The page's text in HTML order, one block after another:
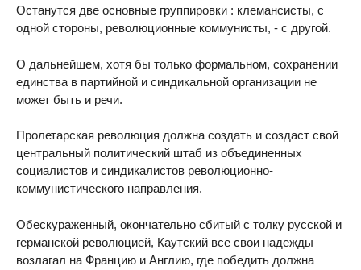
Останутся две основные группировки : клемансисты, с
одной стороны, революционные коммунисты, - с другой.
О дальнейшем, хотя бы только формальном, сохранении
единства в партийной и синдикальной организации не
может быть и речи.
Пролетарская революция должна создать и создаст свой
центральный политический штаб из объединенных
социалистов и синдикалистов революционно-
коммунистического направления.
Обескураженный, окончательно сбитый с толку русской и
германской революцией, Каутский все свои надежды
возлагал на Францию и Англию, где победить должна